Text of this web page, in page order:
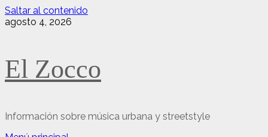
Saltar al contenido
agosto 4, 2026
El Zocco
Información sobre música urbana y streetstyle